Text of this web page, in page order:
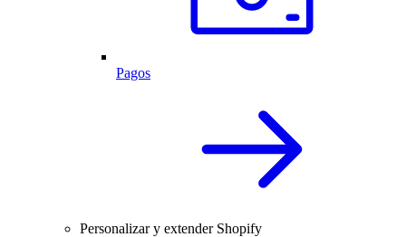
Pagos
Personalizar y extender Shopify